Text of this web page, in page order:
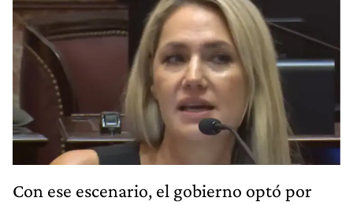
Con ese escenario, el gobierno optó por